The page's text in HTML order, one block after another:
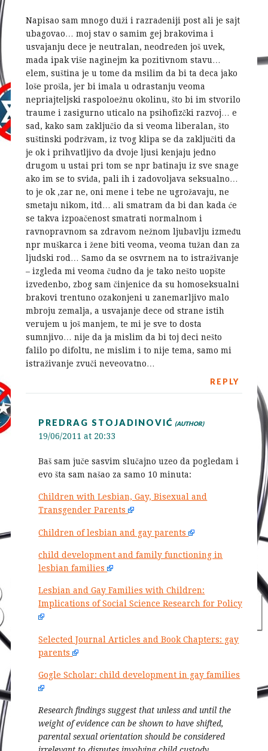
Napisao sam mnogo duži i razrađeniji post ali je sajt
ubagovao… moj stav o samim gej brakovima i
usvajanju dece je neutralan, neodređen još uvek,
mada ipak više naginejm ka pozitivnom stavu…
elem, suština je u tome da msilim da bi ta deca jako
loše prošla, jer bi imala u odrastanju veoma
nepriajteljski raspoloežnu okolinu, što bi im stvorilo
traume i zasigurno uticalo na psihofizčki razvoj… e
sad, kako sam zaključio da si veoma liberalan, što
suštinski podržvam, iz tvog klipa se da zaključiti da
je ok i prihvatljivo da dvoje ljusi kenjaju jedno
drugom u ustai pri tom se npr batinaju iz sve snage
ako im se to sviđa, pali ih i zadovoljava seksualno…
to je ok ,zar ne, oni mene i tebe ne ugrožavaju, ne
smetaju nikom, itd… ali smatram da bi dan kada će
se takva izpoačenost smatrati normalnom i
ravnopravnom sa zdravom nežnom ljubavlju između
npr muškarca i žene biti veoma, veoma tužan dan za
ljudski rod… Samo da se osvrnem na to istraživanje
– izgleda mi veoma čudno da je tako nešto uopšte
izvedenbo, zbog sam činjenice da su homoseksualni
brakovi trentuno ozakonjeni u zanemarljivo malo
mbroju zemalja, a usvajanje dece od strane istih
verujem u još manjem, te mi je sve to dosta
sumnjivo… nije da ja mislim da bi toj deci nešto
falilo po difoltu, ne mislim i to nije tema, samo mi
istraživanje zvuči neveovatno…
REPLY
PREDRAG STOJADINOVIĆ
19/06/2011 at 20:33
Baš sam juče sasvim slučajno uzeo da pogledam i
evo šta sam našao za samo 10 minuta:
Children with Lesbian, Gay, Bisexual and
Transgender Parents
Children of lesbian and gay parents
child development and family functioning in
lesbian families
Lesbian and Gay Families with Children:
Implications of Social Science Research for Policy
Selected Journal Articles and Book Chapters: gay
parents
Gogle Scholar: child development in gay families
Research findings suggest that unless and until the
weight of evidence can be shown to have shifted,
parental sexual orientation should be considered